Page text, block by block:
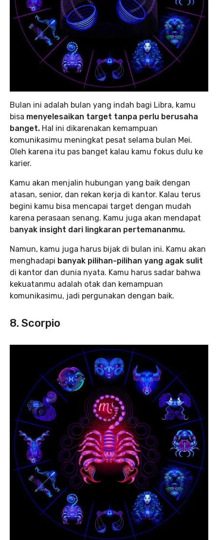
Bulan ini adalah bulan yang indah bagi Libra, kamu
bisa menyelesaikan target tanpa perlu berusaha
banget. Hal ini dikarenakan kemampuan
komunikasimu meningkat pesat selama bulan Mei.
Oleh karena itu pas banget kalau kamu fokus dulu ke
karier.
Kamu akan menjalin hubungan yang baik dengan
atasan, senior, dan rekan kerja di kantor. Kalau terus
begini kamu bisa mencapai target dengan mudah
karena perasaan senang. Kamu juga akan mendapat
banyak insight dari lingkaran pertemananmu.
Namun, kamu juga harus bijak di bulan ini. Kamu akan
menghadapi banyak pilihan-pilihan yang agak sulit
di kantor dan dunia nyata. Kamu harus sadar bahwa
kekuatanmu adalah otak dan kemampuan
komunikasimu, jadi pergunakan dengan baik.
8. Scorpio